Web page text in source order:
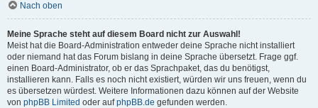
Nach oben
Meine Sprache steht auf diesem Board nicht zur Auswahl!
Meist hat die Board-Administration entweder deine Sprache nicht installiert
oder niemand hat das Forum bislang in deine Sprache übersetzt. Frage ggf.
einen Board-Administrator, ob er das Sprachpaket, das du benötigst,
installieren kann. Falls es noch nicht existiert, würden wir uns freuen, wenn du
es übersetzen würdest. Weitere Informationen dazu können auf der Website
von phpBB Limited oder aufphpBB.de gefunden werden.